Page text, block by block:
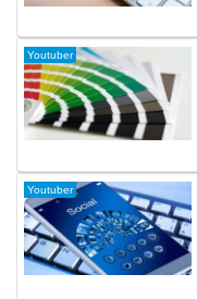
Youtuber
Youtuber